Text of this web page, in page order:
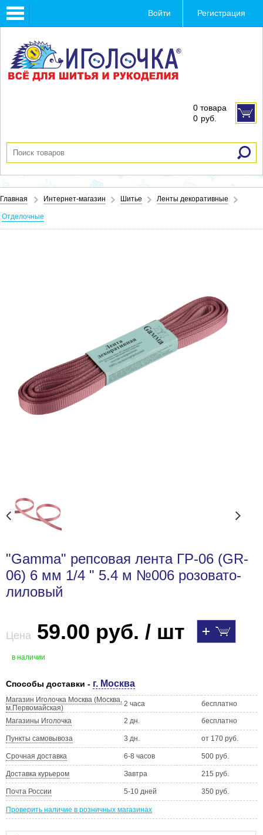
Toggle
navigation
Войти Регистрация
0 товара
0 руб.
Главная Интернет-магазин Шитье Ленты декоративные
Отделочные
"Gamma" репсовая лента ГР-06 (GR-
06) 6 мм 1/4 " 5.4 м №006 розовато-
лиловый
Цена 59.00 руб. / шт
в наличии
Способы доставки - г. Москва
Магазин Иголочка Москва (Москва,
м.Первомайская)
2 часа бесплатно
Магазины Иголочка 2 дн. бесплатно
Пункты самовывоза 3 дн. от 170 руб.
Срочная доставка 6-8 часов 500 руб.
Доставка курьером Завтра 215 руб.
Почта России 5-10 дней 350 руб.
Проверить наличие в розничных магазинах